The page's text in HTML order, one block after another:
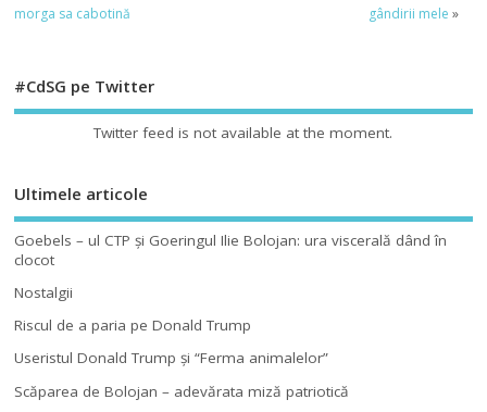
morga sa cabotină
gândirii mele »
#CdSG pe Twitter
Twitter feed is not available at the moment.
Ultimele articole
Goebels – ul CTP şi Goeringul Ilie Bolojan: ura viscerală dând în
clocot
Nostalgii
Riscul de a paria pe Donald Trump
Useristul Donald Trump şi “Ferma animalelor”
Scăparea de Bolojan – adevărata miză patriotică